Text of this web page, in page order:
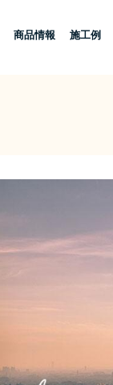
商品情報 施工例